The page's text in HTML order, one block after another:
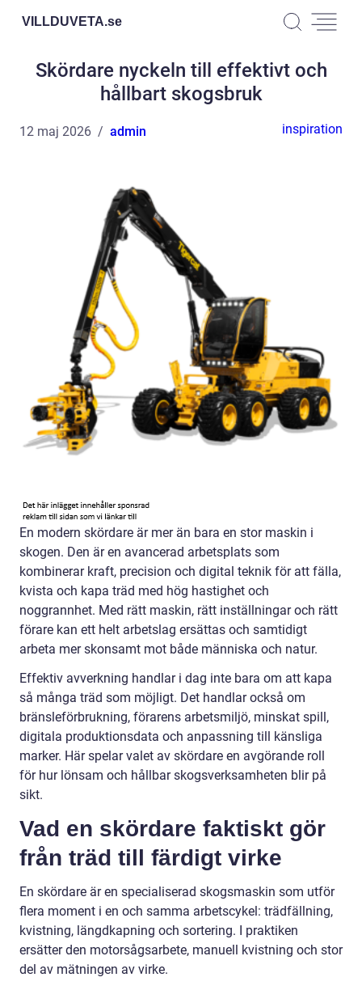
VILLDUVETA.se
Skördare nyckeln till effektivt och
hållbart skogsbruk
12 maj 2026 admin inspiration
En modern skördare är mer än bara en stor maskin i
skogen. Den är en avancerad arbetsplats som
kombinerar kraft, precision och digital teknik för att fälla,
kvista och kapa träd med hög hastighet och
noggrannhet. Med rätt maskin, rätt inställningar och rätt
förare kan ett helt arbetslag ersättas och samtidigt
arbeta mer skonsamt mot både människa och natur.
Effektiv avverkning handlar i dag inte bara om att kapa
så många träd som möjligt. Det handlar också om
bränsleförbrukning, förarens arbetsmiljö, minskat spill,
digitala produktionsdata och anpassning till känsliga
marker. Här spelar valet av skördare en avgörande roll
för hur lönsam och hållbar skogsverksamheten blir på
sikt.
Vad en skördare faktiskt gör
från träd till färdigt virke
En skördare är en specialiserad skogsmaskin som utför
flera moment i en och samma arbetscykel: trädfällning,
kvistning, längdkapning och sortering. I praktiken
ersätter den motorsågsarbete, manuell kvistning och stor
del av mätningen av virke.